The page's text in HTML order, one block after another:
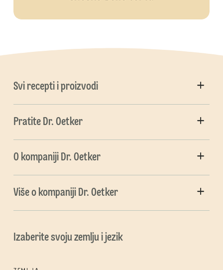
Svi recepti i proizvodi
Pratite Dr. Oetker
O kompaniji Dr. Oetker
Više o kompaniji Dr. Oetker
Izaberite svoju zemlju i jezik